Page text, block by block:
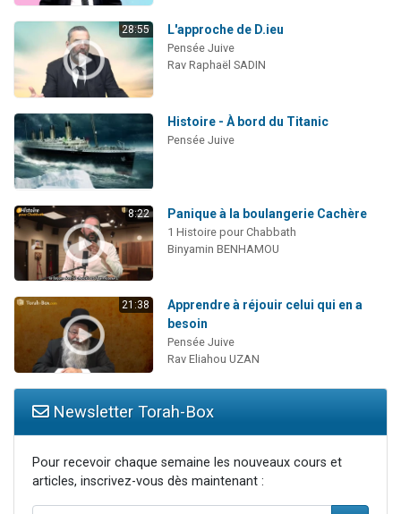
28:55 L'approche de D.ieu
Pensée Juive
Rav Raphaël SADIN
Histoire - À bord du Titanic
Pensée Juive
8:22 Panique à la boulangerie Cachère
1 Histoire pour Chabbath
Binyamin BENHAMOU
21:38
Apprendre à réjouir celui qui en a
besoin
Pensée Juive
Rav Eliahou UZAN
Newsletter Torah-Box
Pour recevoir chaque semaine les nouveaux cours et
articles, inscrivez-vous dès maintenant :